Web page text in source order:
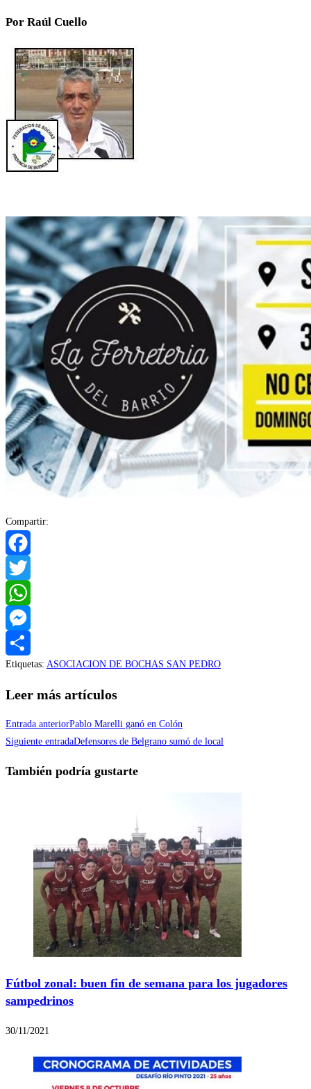
Por Raúl Cuello
Compartir:
Facebook
Twitter
WhatsApp
Messenger
Compartir
Etiquetas: ASOCIACION DE BOCHAS SAN PEDRO
Leer más artículos
Entrada anteriorPablo Marelli ganó en Colón
Siguiente entradaDefensores de Belgrano sumó de local
También podría gustarte
Fútbol zonal: buen fin de semana para los jugadores
sampedrinos
30/11/2021